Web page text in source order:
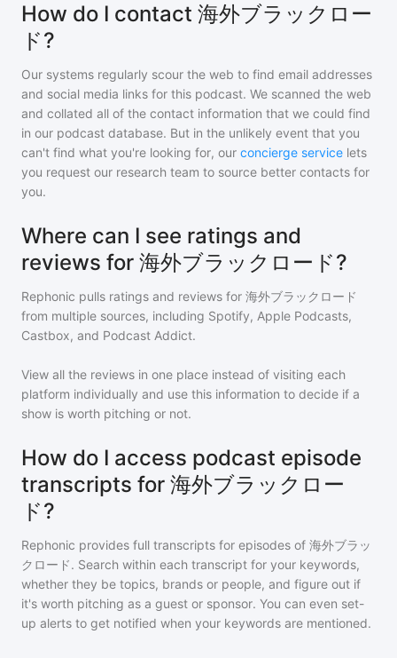
How do I contact 海外ブラックロー
ド?
Our systems regularly scour the web to find email addresses
and social media links for this podcast. We scanned the web
and collated all of the contact information that we could find
in our podcast database. But in the unlikely event that you
can't find what you're looking for, our concierge service lets
you request our research team to source better contacts for
you.
Where can I see ratings and
reviews for 海外ブラックロード?
Rephonic pulls ratings and reviews for 海外ブラックロード
from multiple sources, including Spotify, Apple Podcasts,
Castbox, and Podcast Addict.
View all the reviews in one place instead of visiting each
platform individually and use this information to decide if a
show is worth pitching or not.
How do I access podcast episode
transcripts for 海外ブラックロー
ド?
Rephonic provides full transcripts for episodes of 海外ブラッ
クロード. Search within each transcript for your keywords,
whether they be topics, brands or people, and figure out if
it's worth pitching as a guest or sponsor. You can even set-
up alerts to get notified when your keywords are mentioned.